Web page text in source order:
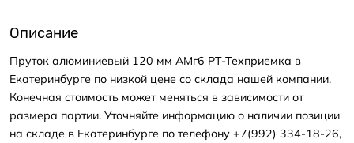
Описание
Пруток алюминиевый 120 мм АМг6 РТ-Техприемка в
Екатеринбурге по низкой цене со склада нашей компании.
Конечная стоимость может меняться в зависимости от
размера партии. Уточняйте информацию о наличии позиции
на складе в Екатеринбурге по телефону +7(992) 334-18-26,